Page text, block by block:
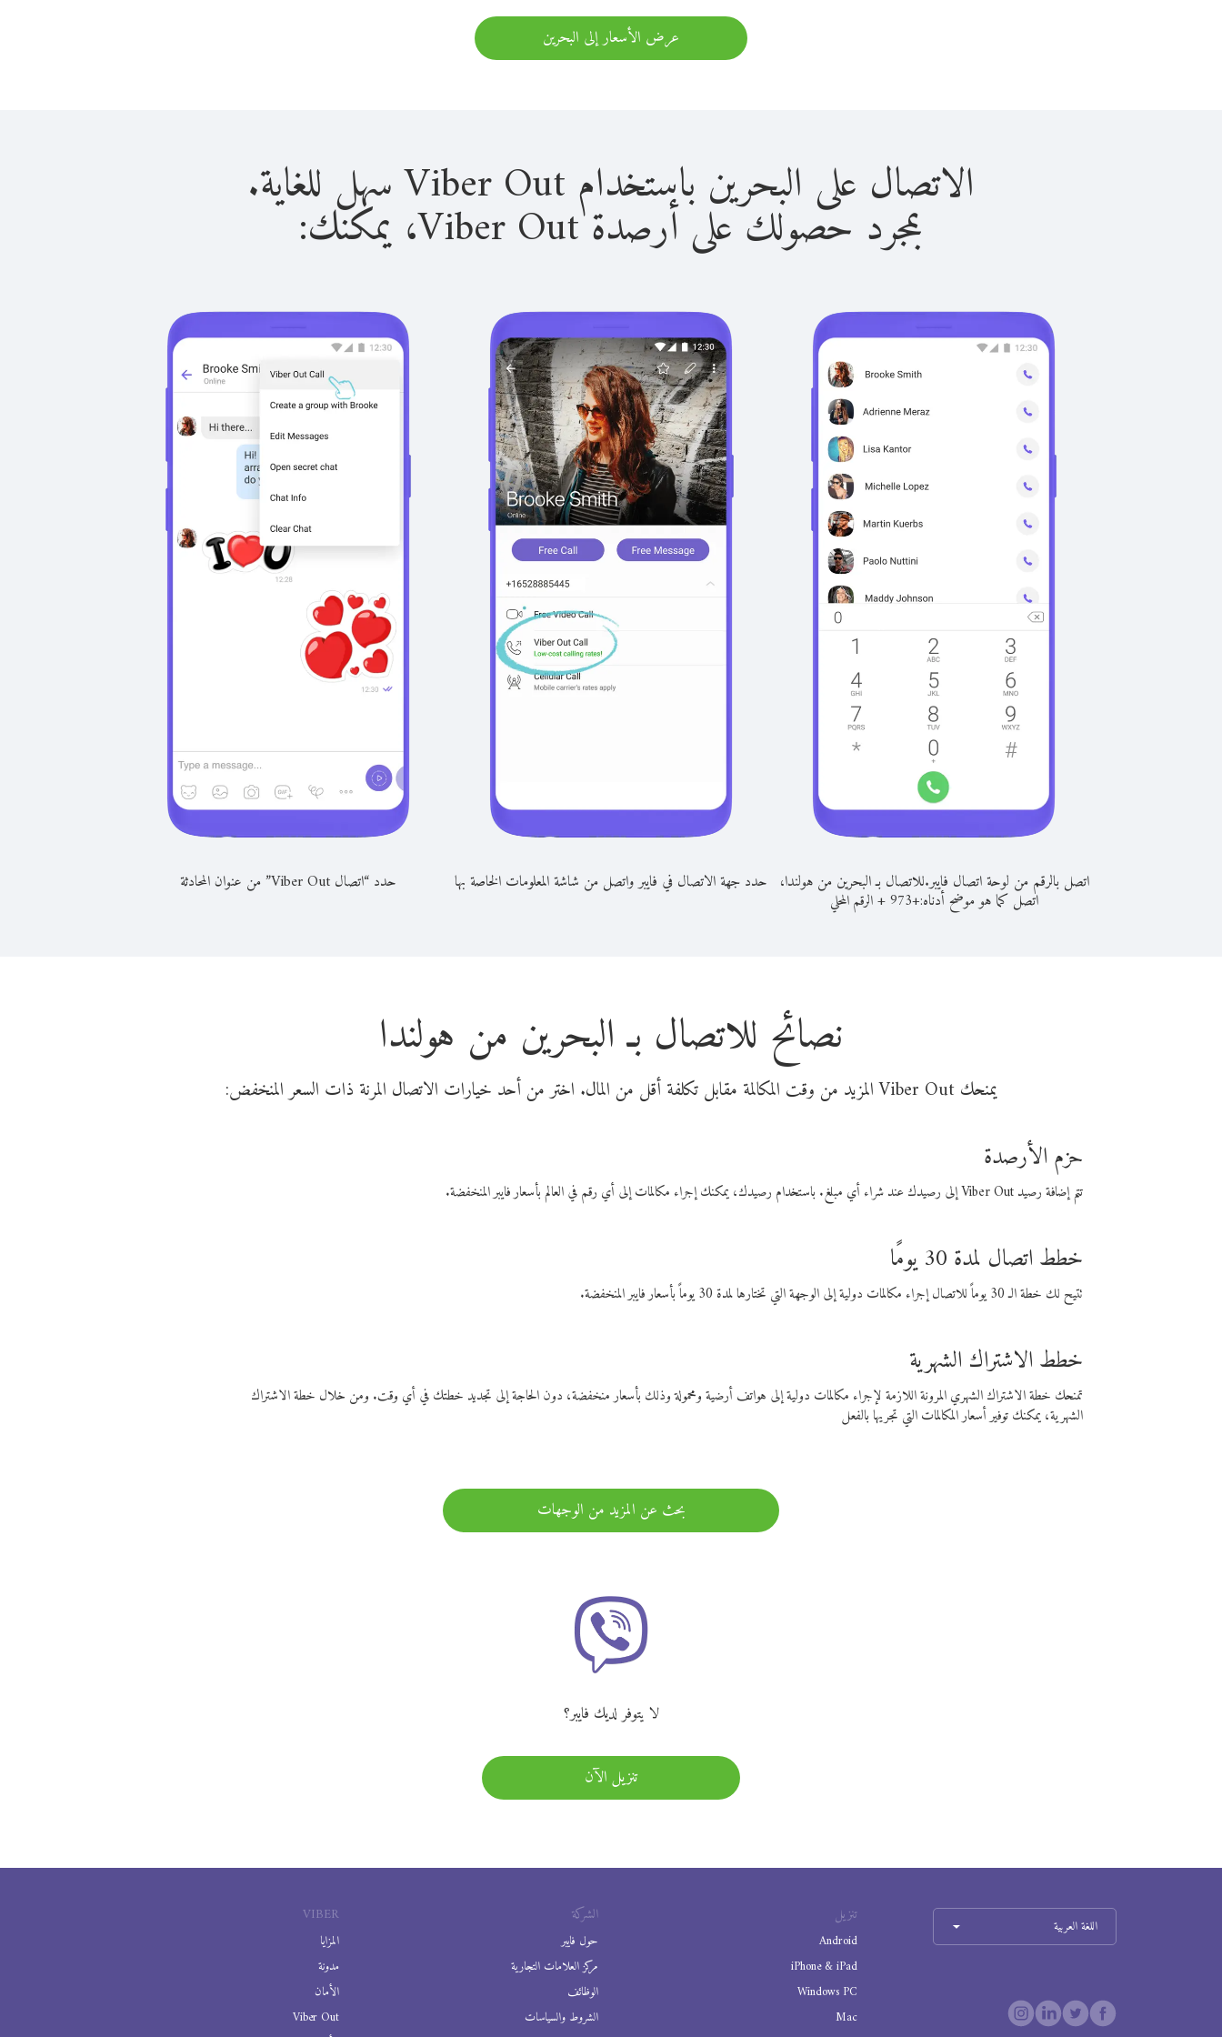
عرض الأسعار إلى البحرين
الاتصال على البحرين باستخدام Viber Out سهل للغاية.
بمجرد حصولك على أرصدة Viber Out، يمكنك:
اتصل بالرقم من لوحة اتصال فايبر.للاتصال بـ البحرين من هولندا،
اتصل كما هو موضح أدناه:+
973
+الرقم المحلي
حدد جهة الاتصال في فايبر واتصل من شاشة المعلومات الخاصة بها حدد “اتصال Viber Out” من عنوان المحادثة
نصائح للاتصال بـ البحرين من هولندا
يمنحك Viber Out المزيد من وقت المكالمة مقابل تكلفة أقل من المال. اختر من أحد خيارات الاتصال المرنة ذات السعر المنخفض:
حزم الأرصدة
تتم إضافة رصيد Viber Out إلى رصيدك عند شراء أي مبلغ. باستخدام رصيدك، يمكنك إجراء مكالمات إلى أي رقم في العالم بأسعار فايبر المنخفضة.
خطط اتصال لمدة 30 يومًا
تتيح لك خطة الـ 30 يوماً للاتصال إجراء مكالمات دولية إلى الوجهة التي تختارها لمدة 30 يوماً بأسعار فايبر المنخفضة.
خطط الاشتراك الشهرية
تمنحك خطة الاشتراك الشهري المرونة اللازمة لإجراء مكالمات دولية إلى هواتف أرضية ومحمولة وذلك بأسعار منخفضة، دون الحاجة إلى تجديد خطتك في أي وقت. ومن خلال خطة الاشتراك
الشهرية، يمكنك توفير أسعار المكالمات التي تجريها بالفعل
بحث عن المزيد من الوجهات
لا يتوفر لديك فايبر؟
تنزيل الآن
VIBER
المزايا
مدونة
الأمان
Viber Out
الشركة
حول فايبر
مركز العلامات التجارية
الوظائف
الشروط والسياسات
تنزيل
Android
iPhone & iPad
Windows PC
Mac
اللغة العربية